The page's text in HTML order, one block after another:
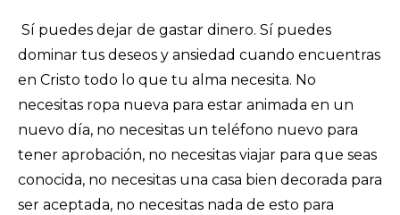
Sí puedes dejar de gastar dinero. Sí puedes
dominar tus deseos y ansiedad cuando encuentras
en Cristo todo lo que tu alma necesita. No
necesitas ropa nueva para estar animada en un
nuevo día, no necesitas un teléfono nuevo para
tener aprobación, no necesitas viajar para que seas
conocida, no necesitas una casa bien decorada para
ser aceptada, no necesitas nada de esto para